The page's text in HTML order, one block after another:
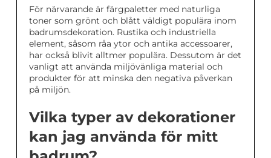
För närvarande är färgpaletter med naturliga
toner som grönt och blått väldigt populära inom
badrumsdekoration. Rustika och industriella
element, såsom råa ytor och antika accessoarer,
har också blivit alltmer populära. Dessutom är det
vanligt att använda miljövänliga material och
produkter för att minska den negativa påverkan
på miljön.
Vilka typer av dekorationer
kan jag använda för mitt